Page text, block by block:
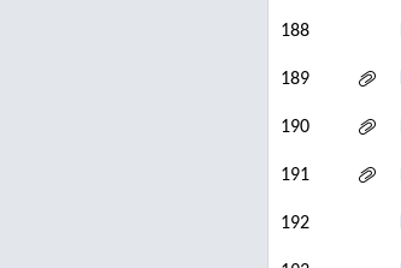
188
189
190
191
192